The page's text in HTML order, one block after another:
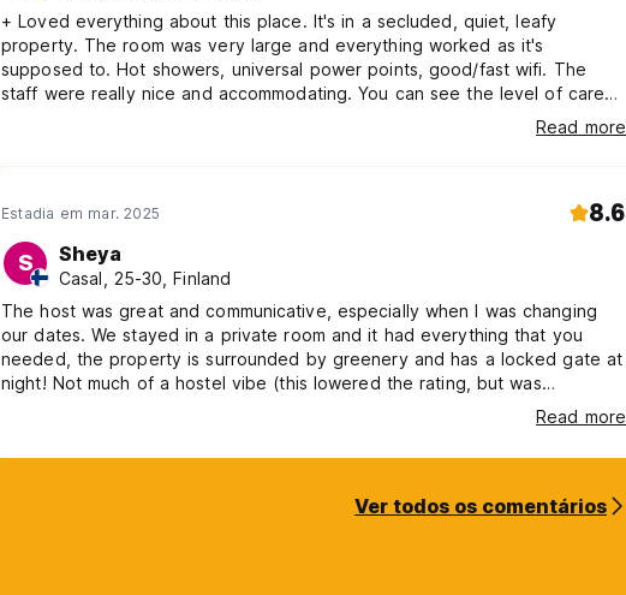
+ Loved everything about this place. It's in a secluded, quiet, leafy
property. The room was very large and everything worked as it's
supposed to. Hot showers, universal power points, good/fast wifi. The
staff were really nice and accommodating. You can see the level of care
they have for their guests and the property. Probably one of my favourite
Read more
Estadia em mar. 2025 8.6
S Sheya
Casal, 25-30, Finland
The host was great and communicative, especially when I was changing
our dates. We stayed in a private room and it had everything that you
needed, the property is surrounded by greenery and has a locked gate at
night! Not much of a hostel vibe (this lowered the rating, but was
something we actually preferred as it was nice to go to nearby ones for
dinner and then come back to calm/quiet!). We also booked an elephant
safari through Green House and the guide was amazing with great
Read more
Ver todos os comentários